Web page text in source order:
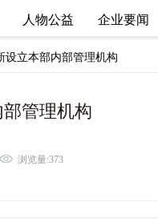
人物公益 企业要闻
设立本部内部管理机构
管理机构
浏览量:373